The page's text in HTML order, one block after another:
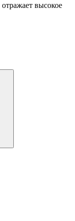
отражает высокое